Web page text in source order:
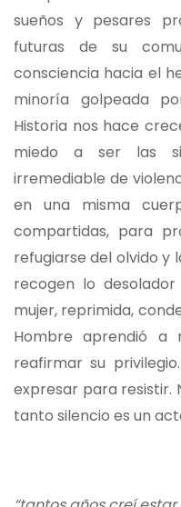
sueños y pesares
futuras de su
consciencia hacia el
minoría golpeada
Historia nos hace
miedo a ser las
irremediable de
en una misma
compartidas, para
refugiarse del olvido y
recogen lo
mujer, reprimida,
Hombre aprendió a
reafirmar su
expresar para resistir.
tanto silencio es un